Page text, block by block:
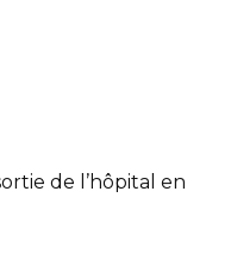
de l’hôpital en